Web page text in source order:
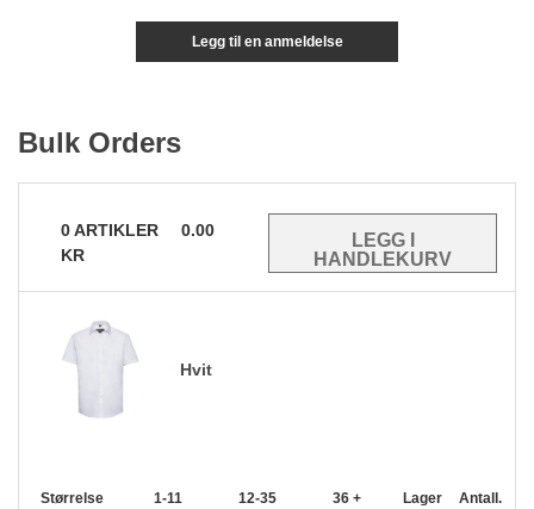
Legg til en anmeldelse
Bulk Orders
0ARTIKLER
0.00
KR
Hvit
Størrelse 1-11 12-35 36 + Lager Antall.